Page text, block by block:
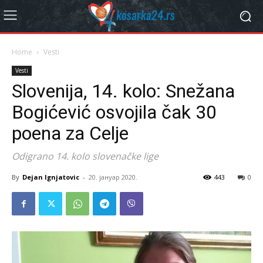
Home Vesti
Vesti
Slovenija, 14. kolo: Snežana
Bogićević osvojila čak 30
poena za Celje
Odigrano 14. kolo slovenačke lige
By Dejan Ignjatovic - 20. јануар 2020. 0
443